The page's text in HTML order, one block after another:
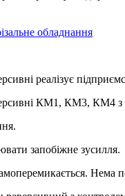
обладнання
реалізує
КМ1, КМ3,
запобіжне зусилля.
Нема